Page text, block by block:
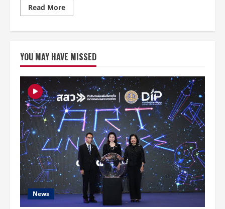
อี้-
ภูว
ศิษฐ์,
อารักษ์,
Machine
และ
Bodyslam
Read MoreRead
more
เขย่า
บัล
ลัง
ก์ร็
ไทย
ใน
รอบ
1
ทศวรรษ!
กับ
“RS
MUSIC
ร่วม
กับ
อำ
พล
ฟูด
ส์
Present
CONCERT
SHORT
YOU MAY HAVE MISSED
News